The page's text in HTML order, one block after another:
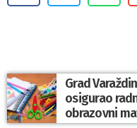
Grad
osigurao
obrazovni